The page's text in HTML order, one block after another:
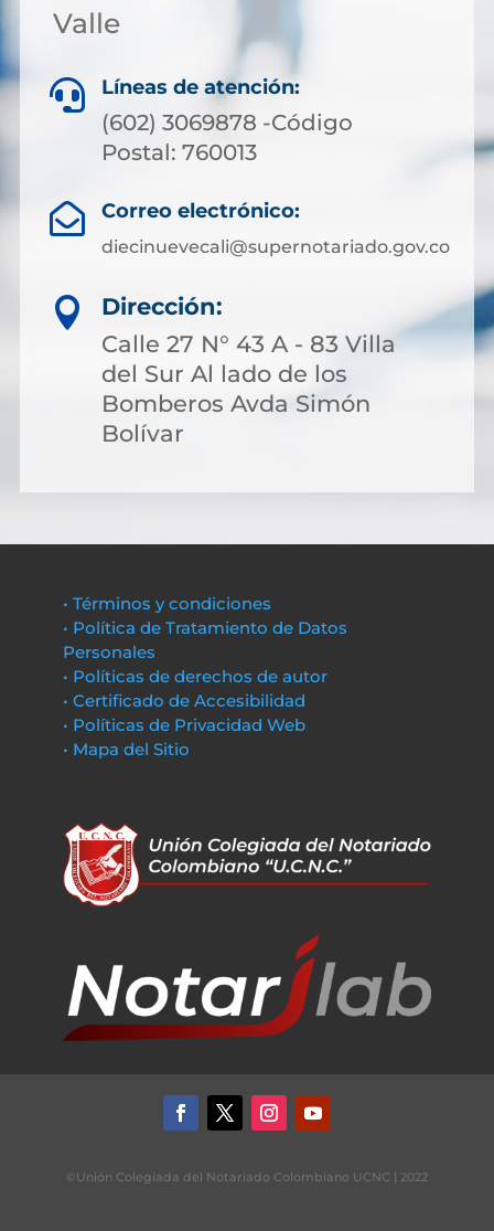
Valle
 Líneas de atención:
(602) 3069878 -Código
Postal: 760013
 Correo electrónico:
diecinuevecali@supernotariado.gov.co

Dirección:
Calle 27 N° 43 A - 83 Villa
del Sur Al lado de los
Bomberos Avda Simón
Bolívar
• Términos y condiciones
• Política de Tratamiento de Datos
Personales
• Políticas de derechos de autor
• Certificado de Accesibilidad
• Políticas de Privacidad Web
• Mapa del Sitio
©Unión Colegiada del Notariado Colombiano UCNC | 2022